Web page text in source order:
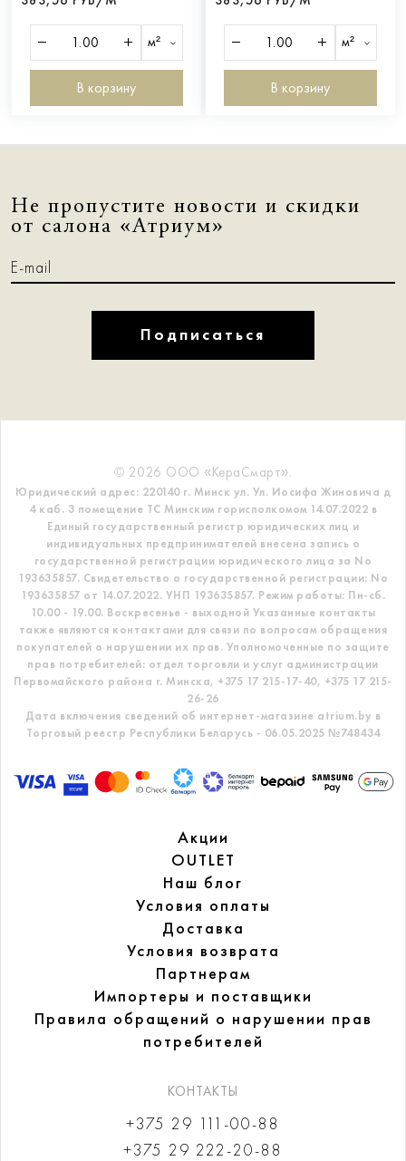
м²
В корзину
м²
В корзину
Не пропустите новости и скидки
от салона «Атриум»
Подписаться
© 2026 ООО «КераСмарт».
Юридический адрес: 220140 г. Минск ул. Ул. Иосифа Жиновича д
4 каб. 3 помещение ТС Минским горисполкомом 14.07.2022 в
Единый государственный регистр юридических лиц и
индивидуальных предпринимателей внесена запись о
государственной регистрации юридического лица за No
193635857. Свидетельство о государственной регистрации: No
193635857 от 14.07.2022. УНП 193635857. Режим работы: Пн-сб.
10.00 - 19.00. Воскресенье - выходной Указанные контакты
также являются контактами для связи по вопросам обращения
покупателей о нарушении их прав. Уполномоченные по защите
прав потребителей: отдел торговли и услуг администрации
Первомайского района г. Минска, +375 17 215-17-40, +375 17 215-
26-26
Дата включения сведений об интернет-магазине atrium.by в
Торговый реестр Республики Беларусь - 06.05.2025 №748434
Акции
OUTLET
Наш блог
Условия оплаты
Доставка
Условия возврата
Партнерам
Импортеры и поставщики
Правила обращений о нарушении прав
потребителей
КОНТАКТЫ
+375 29 111-00-88
+375 29 222-20-88